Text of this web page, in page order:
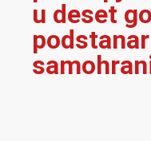
u deset